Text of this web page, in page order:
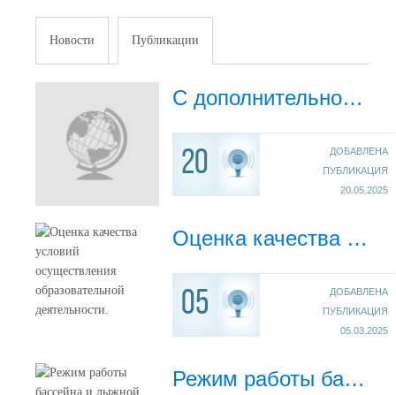
Новости Публикации
С дополнительной информацией о мероприятиях спортивной школы, можно ознакомиться на нашей официальной странице в ВК
20
ДОБАВЛЕНА
ПУБЛИКАЦИЯ
20.05.2025
Оценка качества условий осуществления образовательной деятельности.
05
ДОБАВЛЕНА
ПУБЛИКАЦИЯ
05.03.2025
Режим работы бассейна и лыжной базы в праздничные дни